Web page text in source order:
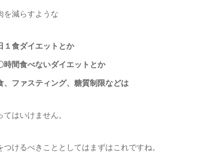
を減らすような
１食ダイエットとか
時間食べないダイエットとか
、ファスティング、糖質制限などは
てはいけません。
つけるべきこととしてはまずはこれですね。